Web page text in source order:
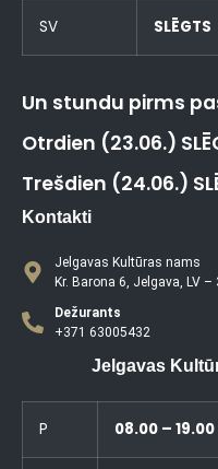
SV SLĒGTS
Un stundu pirms
Otrdien (23.06.)
Trešdien (24.06.)
Kontakti
Jelgavas Kultūras nams
Kr. Barona 6, Jelgava, LV –
Dežurants
+371 63005432
Jelgavas
P 08.00 – 19.00